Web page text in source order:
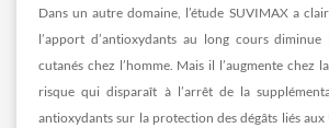
Dans un autre domaine, l’étude SUVIMAX a
l’apport d’antioxydants au long cours
cutanés chez l’homme. Mais il l’augmente chez
risque qui disparaît à l’arrêt de la
antioxydants sur la protection des dégâts liés